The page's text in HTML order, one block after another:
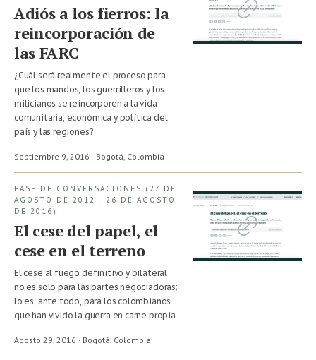
Adiós a los fierros: la
reincorporación de
las FARC
¿Cuál será realmente el proceso para
que los mandos, los guerrilleros y los
milicianos se reincorporen a la vida
comunitaria, económica y política del
país y las regiones?
Septiembre 9, 2016 · Bogotá, Colombia
FASE DE CONVERSACIONES (27 DE
AGOSTO DE 2012 - 26 DE AGOSTO
DE 2016)
El cese del papel, el
cese en el terreno
El cese al fuego definitivo y bilateral
no es solo para las partes negociadoras;
lo es, ante todo, para los colombianos
que han vivido la guerra en carne propia
Agosto 29, 2016 · Bogotá, Colombia